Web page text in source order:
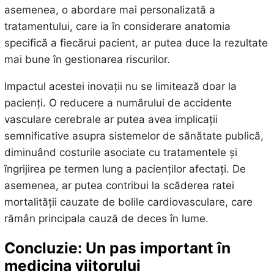
asemenea, o abordare mai personalizată a
tratamentului, care ia în considerare anatomia
specifică a fiecărui pacient, ar putea duce la rezultate
mai bune în gestionarea riscurilor.
Impactul acestei inovații nu se limitează doar la
pacienți. O reducere a numărului de accidente
vasculare cerebrale ar putea avea implicații
semnificative asupra sistemelor de sănătate publică,
diminuând costurile asociate cu tratamentele și
îngrijirea pe termen lung a pacienților afectați. De
asemenea, ar putea contribui la scăderea ratei
mortalității cauzate de bolile cardiovasculare, care
rămân principala cauză de deces în lume.
Concluzie: Un pas important în
medicina viitorului